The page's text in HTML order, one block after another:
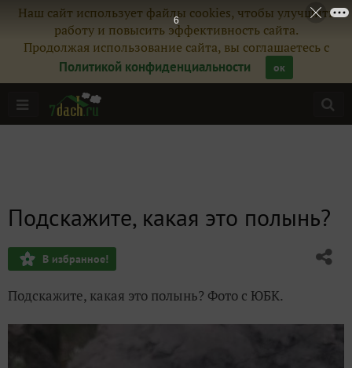
Наш сайт использует файлы cookies, чтобы улучшить
работу и повысить эффективность сайта.
Продолжая использование сайта, вы соглашаетесь с
Политикой конфиденциальности
ок
Подскажите, какая это полынь?
В избранное!
Подскажите, какая это полынь? Фото с ЮБК.
5